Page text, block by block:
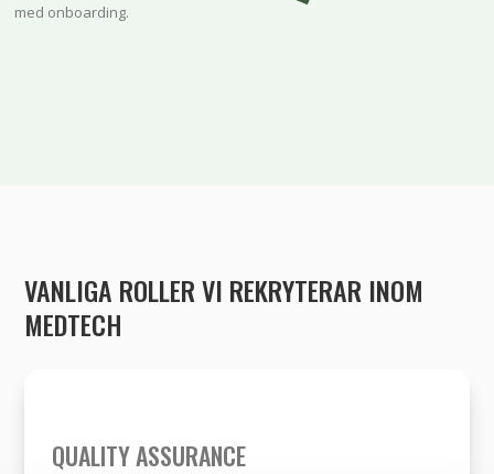
med onboarding.
VANLIGA ROLLER VI REKRYTERAR INOM
MEDTECH
QUALITY ASSURANCE